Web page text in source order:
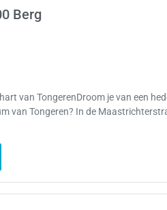
Berg
van TongerenDroom je van een
van Tongeren? In de